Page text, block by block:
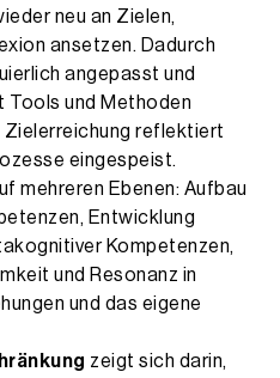
neu an Zielen,
ansetzen. Dadurch
angepasst und
Tools und Methoden
reflektiert
eingespeist.
mehreren Ebenen: Aufbau
Entwicklung
Kompetenzen,
und Resonanz in
und das eigene
zeigt sich darin,